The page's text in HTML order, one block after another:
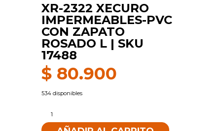
XR-2322 XECURO
IMPERMEABLES-PVC
CON ZAPATO
ROSADO L | SKU
17488
$ 80.900
534 disponibles